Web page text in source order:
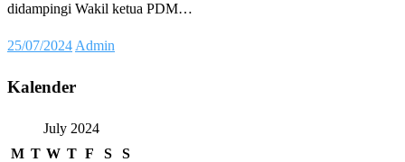
didampingi Wakil ketua PDM…
Posted
25/07/2024 Admin
Kalender
July 2024
M T W T F S
S